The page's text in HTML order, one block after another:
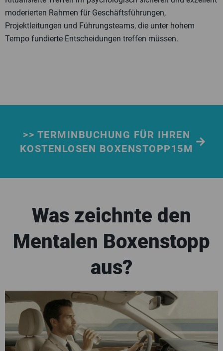
moderierten Rahmen für Geschäftsführungen,
Projektleitungen und Führungsteams, die unter hohem
Tempo fundierte Entscheidungen treffen müssen.
>> TERMINBUCHUNG FÜR IHREN
KOSTENLOSEN BOXENSTOPP15M
Was zeichnte den
Mentalen Boxenstopp
aus?